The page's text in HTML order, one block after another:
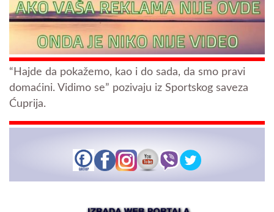
“Hajde da pokažemo, kao i do sada, da smo pravi
domaćini. Vidimo se” pozivaju iz Sportskog saveza
Ćuprija.